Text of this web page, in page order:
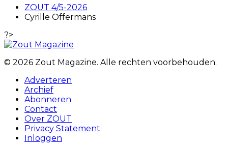
ZOUT 4/5-2026
Cyrille Offermans
?>
© 2026 Zout Magazine. Alle rechten voorbehouden.
Adverteren
Archief
Abonneren
Contact
Over ZOUT
Privacy Statement
Inloggen